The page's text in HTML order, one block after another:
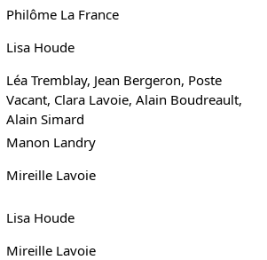
Philôme La France
Lisa Houde
Léa Tremblay, Jean Bergeron, Poste
Vacant, Clara Lavoie, Alain Boudreault,
Alain Simard
Manon Landry
Mireille Lavoie
Lisa Houde
Mireille Lavoie